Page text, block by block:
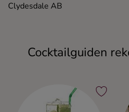
Clydesdale AB
Cocktailguiden